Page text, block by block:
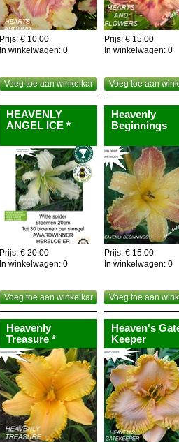
Prijs: € 10.00
In winkelwagen: 0
Voeg toe aan winkelkar
Prijs: € 15.00
In winkelwagen: 0
Voeg toe aan
HEAVENLY
ANGEL ICE *
Prijs: € 20.00
In winkelwagen: 0
Voeg toe aan winkelkar
Heavenly
Beginnings
Prijs: € 15.00
In winkelwagen: 0
Voeg toe aan
Heavenly
Treasure *
Heaven's
Keeper